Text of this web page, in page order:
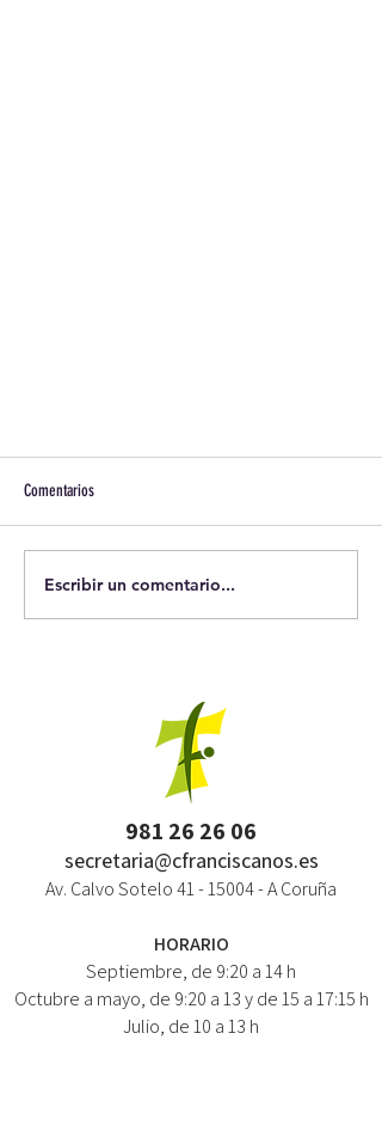
Comentarios
Escribir un comentario...
981 26 26 06
secretaria@cfranciscanos.es
Av. Calvo Sotelo41 - 15004- A Coruña
HORARIO
Septiembre, de 9:20 a 14 h
Octubre a mayo, de 9:20 a 13 y de 15 a 17:15 h
Julio, de 10 a 13 h